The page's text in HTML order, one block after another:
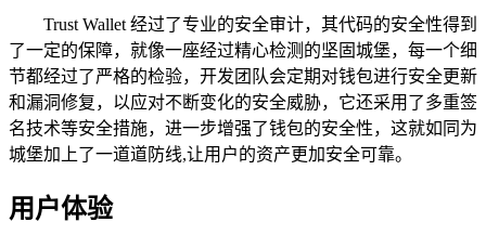
Trust Wallet 经过了专业的安全审计，其代码的安全性得到
了一定的保障，就像一座经过精心检测的坚固城堡，每一个细
节都经过了严格的检验，开发团队会定期对钱包进行安全更新
和漏洞修复，以应对不断变化的安全威胁，它还采用了多重签
名技术等安全措施，进一步增强了钱包的安全性，这就如同为
城堡加上了一道道防线,让用户的资产更加安全可靠。
用户体验